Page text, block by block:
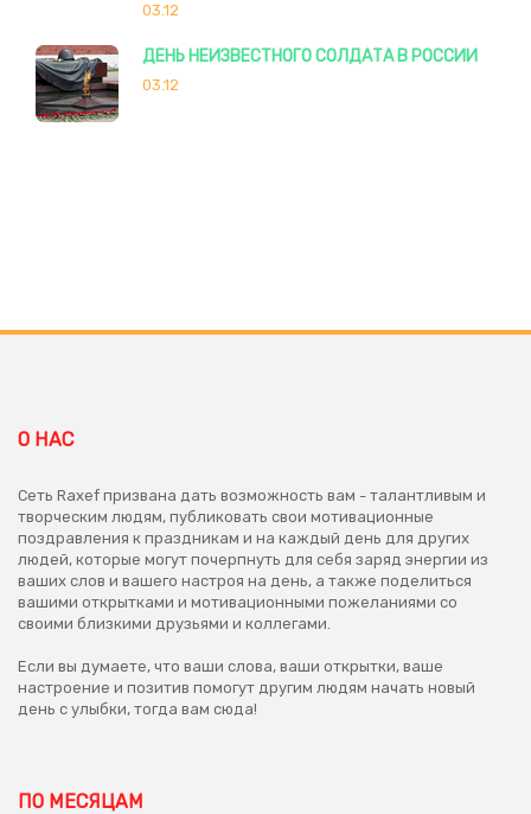
03.12
ДЕНЬ НЕИЗВЕСТНОГО СОЛДАТА В РОССИИ
03.12
О НАС
Сеть Raxef призвана дать возможность вам - талантливым и
творческим людям, публиковать свои мотивационные
поздравления к праздникам и на каждый день для других
людей, которые могут почерпнуть для себя заряд энергии из
ваших слов и вашего настроя на день, а также поделиться
вашими открытками и мотивационными пожеланиями со
своими близкими друзьями и коллегами.
Если вы думаете, что ваши слова, ваши открытки, ваше
настроение и позитив помогут другим людям начать новый
день с улыбки, тогда вам сюда!
ПО МЕСЯЦАМ